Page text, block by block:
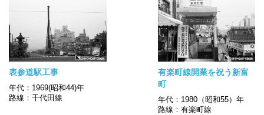
表参道駅工事
年代：1969(昭和44)年
路線：千代田線
有楽町線開業を祝う新富
町
年代：1980（昭和55）年
路線：有楽町線